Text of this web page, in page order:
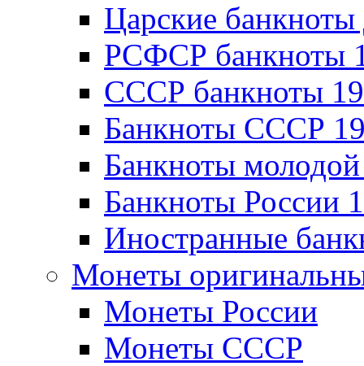
Царские банкноты
РСФСР банкноты
CССР банкноты
Банкноты CCCР
Банкноты
Банкноты России
Иностранные
Монеты
Монеты России
Монеты СССР